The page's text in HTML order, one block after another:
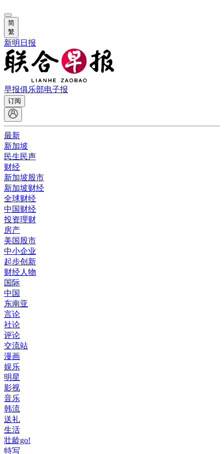
简
繁
新明日报
早报俱乐部电子报
订阅
最新
新加坡
民生民声
财经
新加坡股市
新加坡财经
全球财经
中国财经
投资理财
房产
美国股市
中小企业
起步创新
财经人物
国际
中国
东南亚
言论
社论
评论
交流站
漫画
娱乐
明星
影视
音乐
韩流
送礼
生活
壮龄go!
特写